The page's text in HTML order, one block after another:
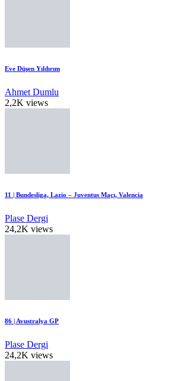
Eve Düşen Yıldırım
Ahmet Dumlu
2,2K views
11 | Bundesliga, Lazio – Juventus Maçı, Valencia
Plase Dergi
24,2K views
86 | Avustralya GP
Plase Dergi
24,2K views